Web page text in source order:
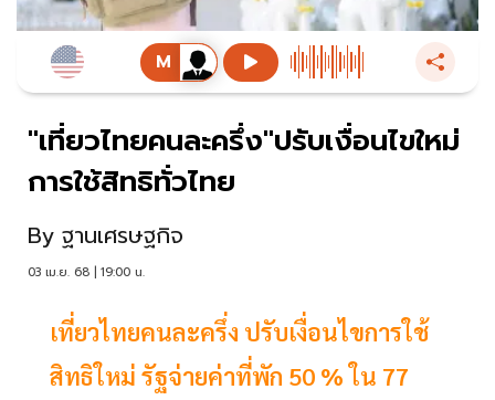
"เที่ยวไทยคนละครึ่ง"ปรับเงื่อนไขใหม่
การใช้สิทธิทั่วไทย
By ฐานเศรษฐกิจ
03 เม.ย. 68 | 19:00 น.
เที่ยวไทยคนละครึ่ง ปรับเงื่อนไขการใช้
สิทธิใหม่ รัฐจ่ายค่าที่พัก 50 % ใน 77